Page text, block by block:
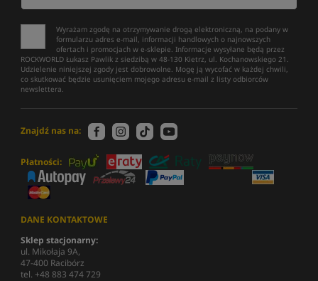
Wyrażam zgodę na otrzymywanie drogą elektroniczną, na podany w
formularzu adres e-mail, informacji handlowych o najnowszych
ofertach i promocjach w e-sklepie. Informacje wysyłane będą przez
ROCKWORLD Łukasz Pawlik z siedzibą w 48-130 Kietrz, ul. Kochanowskiego 21.
Udzielenie niniejszej zgody jest dobrowolne. Mogę ją wycofać w każdej chwili,
co skutkować będzie usunięciem mojego adresu e-mail z listy odbiorców
newslettera.
Znajdź nas na:
Płatności:
DANE KONTAKTOWE
Sklep stacjonarny:
ul. Mikołaja 9A,
47-400 Racibórz
tel. +48 883 474 729